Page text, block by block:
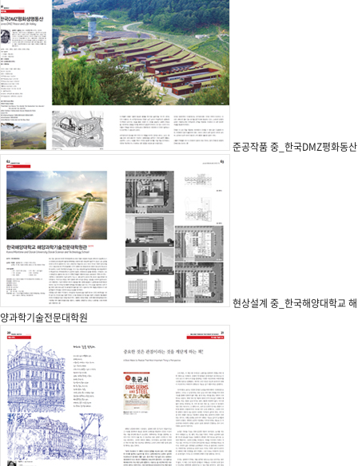
준공작품 중_한국DMZ평화동산
현상설계 중_한국해양대학교 해
양과학기술전문대학원